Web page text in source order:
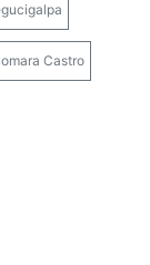
Castro